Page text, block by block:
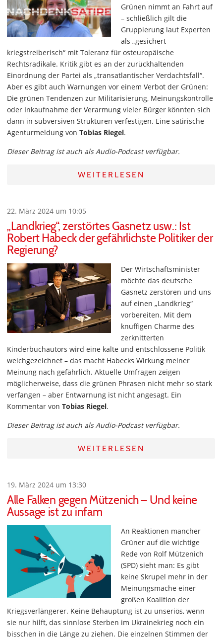
Grünen nimmt an Fahrt auf
– schließlich gilt die
Gruppierung laut Experten
als „gesichert
kriegstreiberisch“ mit Toleranz für osteuropäische
Rechtsradikale. Kritik gibt es an der zurückhaltenden
Einordnung der Partei als „transatlantischer Verdachtsfall“.
Aber es gibt auch Warnungen vor einem Verbot der Grünen:
Die grünen Tendenzen zur Militarisierung, Meinungskontrolle
oder Inkaufnahme der Verarmung vieler Bürger könnten sich
dann in subversiven Strukturen verfestigen. Eine satirische
Agenturmeldung von Tobias Riegel.
Dieser Beitrag ist auch als Audio-Podcast verfügbar.
WEITERLESEN
22. März 2024 um 10:05
„Landkrieg“, zerstörtes Gasnetz usw.: Ist
Robert Habeck der gefährlichste Politiker der
Regierung?
Der Wirtschaftsminister
möchte das deutsche
Gasnetz zerstören und uns
auf einen „Landkrieg“
vorbereiten. Mit dem
knuffigen Charme des
zerknitterten
Kinderbuchautors wird eine kalte und entschlossene Politik
weichgezeichnet – das macht Habecks Wirkung meiner
Meinung nach gefährlich. Aktuelle Umfragen zeigen
möglicherweise, dass die grünen Phrasen nicht mehr so stark
verfangen – aber Entwarnung ist nicht angesagt. Ein
Kommentar von Tobias Riegel.
Dieser Beitrag ist auch als Audio-Podcast verfügbar.
WEITERLESEN
19. März 2024 um 13:30
Alle Falken gegen Mützenich – Und keine
Aussage ist zu infam
An Reaktionen mancher
Grüner auf die wichtige
Rede von Rolf Mützenich
(SPD) sieht man: Es gibt
keine Skrupel mehr in der
Meinungsmache einer
großen Koalition der
Kriegsverlängerer. Keine Behauptung ist zu unseriös, wenn
sie nur hilft, das sinnlose Sterben im Ukrainekrieg noch ein
bisschen in die Länge zu ziehen. Die einzelnen Stimmen der